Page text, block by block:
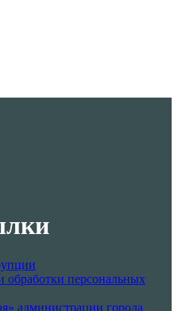
персональных
администрации города